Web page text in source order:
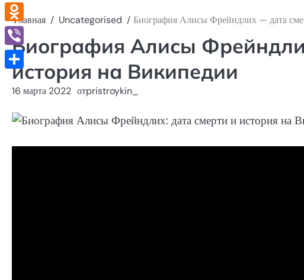
Главная Uncategorised Биография Алисы Фрейндлих — дата
Биография Алисы
история на Википедии
16 марта 2022 отpristroykin_
WhatsApp
Odnoklassniki
Viber
Отправить